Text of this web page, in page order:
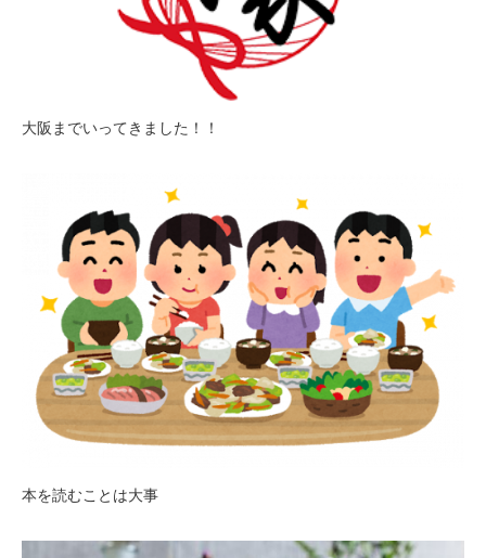
大阪までいってきました！！
本を読むことは大事